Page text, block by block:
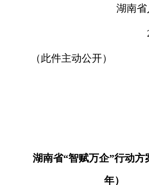
湖南
（此件主动公开）
湖南省“智赋万企”行动方
年）